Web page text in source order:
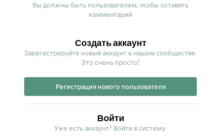
Вы должны быть пользователем, чтобы оставить
комментарий
Создать аккаунт
Зарегистрируйте новый аккаунт в нашем сообществе.
Это очень просто!
Регистрация нового пользователя
Войти
Уже есть аккаунт? Войти в систему.